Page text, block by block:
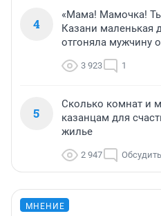
4
«Мама! Мамочка!
Казани маленькая
отгоняла мужчину
3 923 1
5
Сколько комнат и
казанцам для
жилье
2 947 Обсудить
МНЕНИЕ